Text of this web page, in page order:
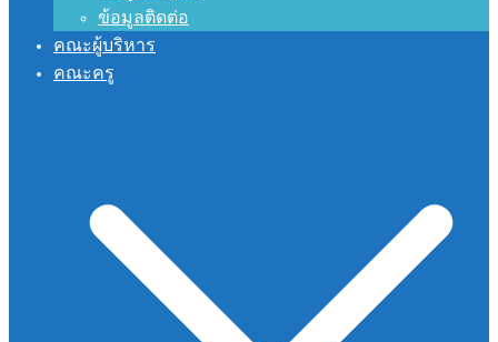
ข้อมูลติดต่อ
คณะผู้บริหาร
คณะครู